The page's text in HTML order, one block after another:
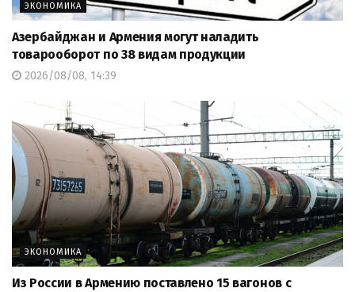
ЭКОНОМИКА
Азербайджан и Армения могут наладить
товарооборот по 38 видам продукции
2026/08/08, 14:39
ЭКОНОМИКА
Из России в Армению поставлено 15 вагонов с